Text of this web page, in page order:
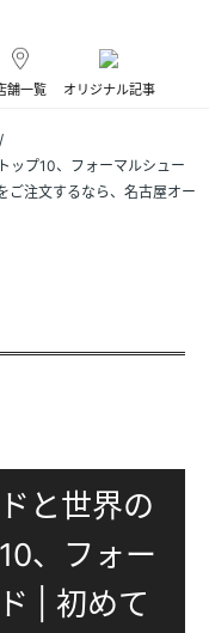
舗一覧 オリジナル記事
/
ップ10、フォーマルシュー
ご注文するなら、名古屋オー
と世界の
、フォー
| 初めて